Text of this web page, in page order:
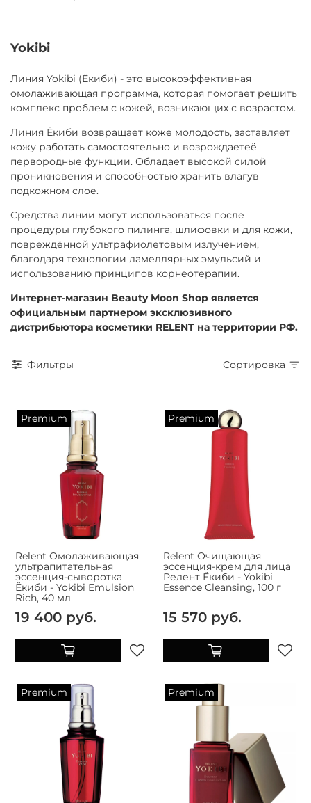
Yokibi
Линия Yokibi (Ёкиби) - это высокоэффективная
омолаживающая программа, которая помогает решить
комплекс проблем с кожей, возникающих с возрастом.
Линия Ёкиби возвращает коже молодость, заставляет
кожу работать самостоятельно и возрождаетеё
первородные функции. Обладает высокой силой
проникновения и способностью хранить влагув
подкожном слое.
Средства линии могут использоваться после
процедуры глубокого пилинга, шлифовки и для кожи,
повреждённой ультрафиолетовым излучением,
благодаря технологии ламеллярных эмульсий и
использованию принципов корнеотерапии.
Интернет-магазин Beauty Moon Shop является
официальным партнером эксклюзивного
дистрибьютора косметики RELENT на территории РФ.
Фильтры Сортировка
Premium
Relent Омолаживающая
ультрапитательная
эссенция-сыворотка
Ёкиби - Yokibi Emulsion
Rich, 40 мл
19 400 руб.
Premium
Relent Очищающая
эссенция-крем для лица
Релент Ёкиби - Yokibi
Essence Cleansing, 100 г
15 570 руб.
Premium Premium